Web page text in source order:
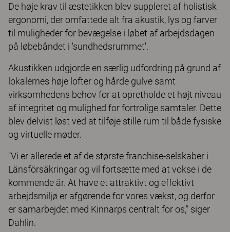
De høje krav til æstetikken blev suppleret af holistisk
ergonomi, der omfattede alt fra akustik, lys og farver
til muligheder for bevægelse i løbet af arbejdsdagen
på løbebåndet i 'sundhedsrummet'.
Akustikken udgjorde en særlig udfordring på grund af
lokalernes høje lofter og hårde gulve samt
virksomhedens behov for at opretholde et højt niveau
af integritet og mulighed for fortrolige samtaler. Dette
blev delvist løst ved at tilføje stille rum til både fysiske
og virtuelle møder.
"Vi er allerede et af de største franchise-selskaber i
Länsförsäkringar og vil fortsætte med at vokse i de
kommende år. At have et attraktivt og effektivt
arbejdsmiljø er afgørende for vores vækst, og derfor
er samarbejdet med Kinnarps centralt for os," siger
Dahlin.